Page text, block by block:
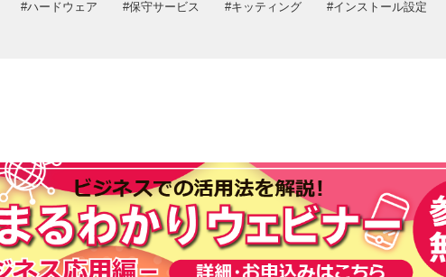
ハードウェア 保守サービス キッティング
インストール設定